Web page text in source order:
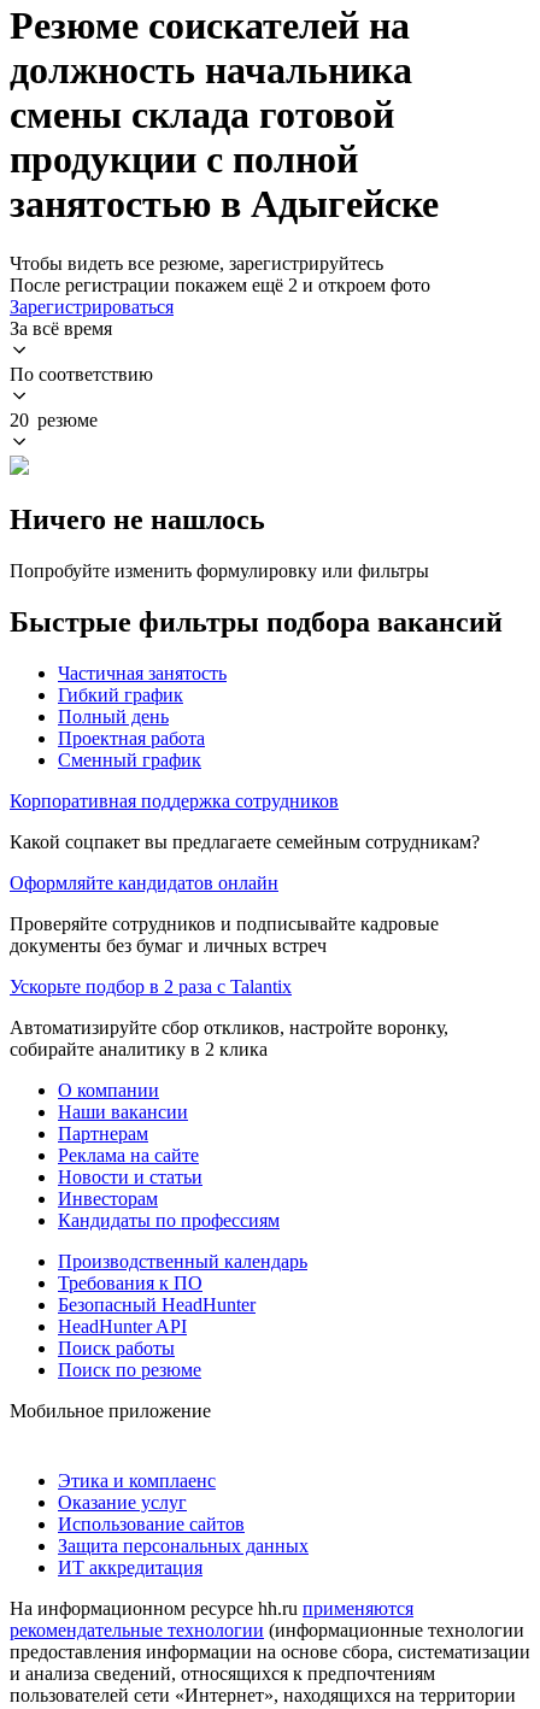
Резюме соискателей на
должность начальника
смены склада готовой
продукции с полной
занятостью в Адыгейске
Чтобы видеть все резюме, зарегистрируйтесь
После регистрации покажем ещё 2 и откроем фото
Зарегистрироваться
За всё время
По соответствию
20 резюме
Ничего не нашлось
Попробуйте изменить формулировку или фильтры
Быстрые фильтры подбора вакансий
Частичная занятость
Гибкий график
Полный день
Проектная работа
Сменный график
Корпоративная поддержка сотрудников
Какой соцпакет вы предлагаете семейным сотрудникам?
Оформляйте кандидатов онлайн
Проверяйте сотрудников и подписывайте кадровые
документы без бумаг и личных встреч
Ускорьте подбор в 2 раза с Talantix
Автоматизируйте сбор откликов, настройте воронку,
собирайте аналитику в 2 клика
О компании
Наши вакансии
Партнерам
Реклама на сайте
Новости и статьи
Инвесторам
Кандидаты по профессиям
Производственный календарь
Требования к ПО
Безопасный HeadHunter
HeadHunter API
Поиск работы
Поиск по резюме
Мобильное приложение
Этика и комплаенс
Оказание услуг
Использование сайтов
Защита персональных данных
ИТ аккредитация
На информационном ресурсе hh.ru применяются
рекомендательные технологии (информационные технологии
предоставления информации на основе сбора, систематизации
и анализа сведений, относящихся к предпочтениям
пользователей сети «Интернет», находящихся на территории